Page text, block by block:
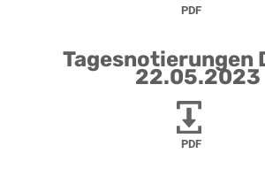
PDF
Tagesnotierungen
22.05.2023
PDF